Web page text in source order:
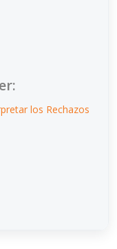
los Rechazos